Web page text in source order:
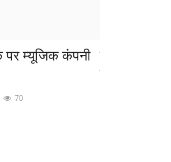
म्यूजिक कंपनी
70